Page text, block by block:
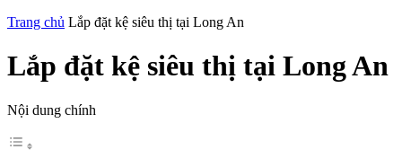
Trang chủ Lắp đặt kệ siêu thị tại Long An
Lắp đặt kệ siêu thị tại Long An
Nội dung chính